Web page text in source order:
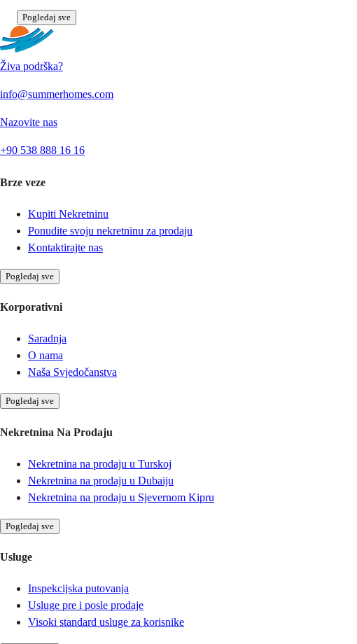
Pogledaj sve
Živa podrška?
info@summerhomes.com
Nazovite nas
+90 538 888 16 16
Brze veze
Kupiti Nekretninu
Ponudite svoju nekretninu za prodaju
Kontaktirajte nas
Pogledaj sve
Korporativni
Saradnja
O nama
Naša Svjedočanstva
Pogledaj sve
Nekretnina Na Prodaju
Nekretnina na prodaju u Turskoj
Nekretnina na prodaju u Dubaiju
Nekretnina na prodaju u Sjevernom Kipru
Pogledaj sve
Usluge
Inspekcijska putovanja
Usluge pre i posle prodaje
Visoki standard usluge za korisnike